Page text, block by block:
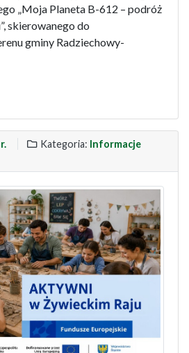
„Moja Planeta B-612 – podróż
skierowanego do
gminy Radziechowy-
Kategoria: Informacje